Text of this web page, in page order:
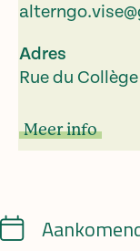
Adres
Rue du
Meer info
Calendar